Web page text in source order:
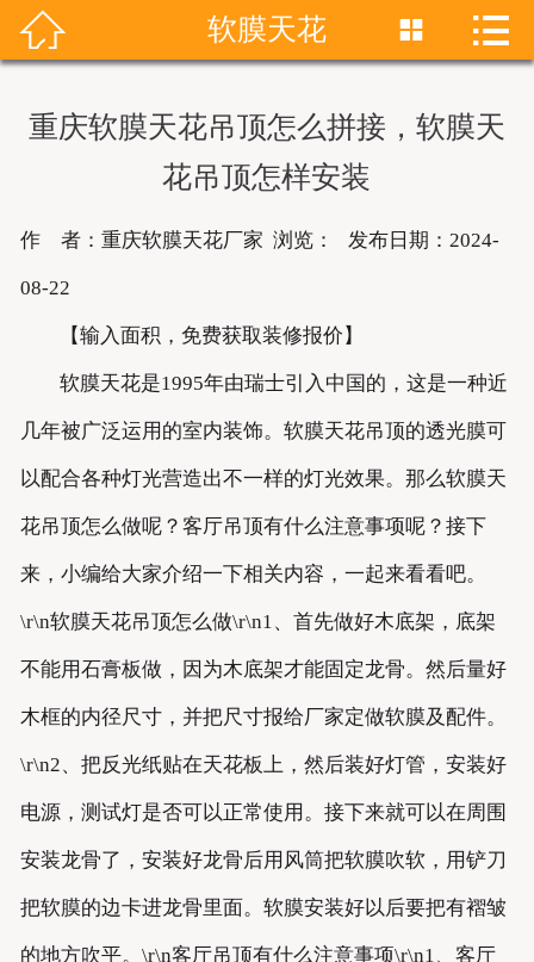
首页
 软膜天花  
重庆软膜天花吊顶怎么拼接，软膜天
花吊顶怎样安装
作 者：重庆软膜天花厂家 浏览： 发布日期：2024-
08-22
【输入面积，免费获取装修报价】
软膜天花是1995年由瑞士引入中国的，这是一种近
几年被广泛运用的室内装饰。软膜天花吊顶的透光膜可
以配合各种灯光营造出不一样的灯光效果。那么软膜天
花吊顶怎么做呢？客厅吊顶有什么注意事项呢？接下
来，小编给大家介绍一下相关内容，一起来看看吧。
\r\n软膜天花吊顶怎么做\r\n1、首先做好木底架，底架
不能用石膏板做，因为木底架才能固定龙骨。然后量好
木框的内径尺寸，并把尺寸报给厂家定做软膜及配件。
\r\n2、把反光纸贴在天花板上，然后装好灯管，安装好
电源，测试灯是否可以正常使用。接下来就可以在周围
安装龙骨了，安装好龙骨后用风筒把软膜吹软，用铲刀
把软膜的边卡进龙骨里面。软膜安装好以后要把有褶皱
的地方吹平。\r\n客厅吊顶有什么注意事项\r\n1、客厅